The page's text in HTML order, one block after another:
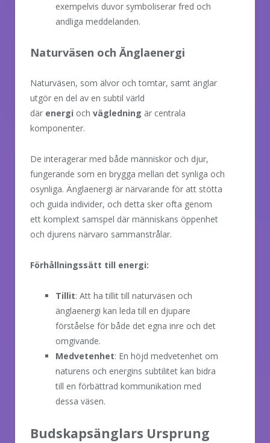
exempelvis duvor symboliserar fred och
andliga meddelanden.
Naturväsen och Änglaenergi
Naturväsen, som älvor och tomtar, samt änglar
utgör en del av en subtil värld
där energi och vägledning är centrala
komponenter.
De interagerar med både människor och djur,
fungerande som en brygga mellan det synliga och
osynliga. Änglaenergi är närvarande för att stötta
och guida individer, och detta sker ofta genom
ett komplext samspel där människans öppenhet
och djurens närvaro sammanstrålar.
Förhållningssätt till energi:
Tillit: Att ha tillit till naturväsen och
änglaenergi kan leda till en djupare
förståelse för både det egna inre och det
omgivande.
Medvetenhet: En höjd medvetenhet om
naturens och energins subtilitet kan bidra
till en förbättrad kommunikation med
dessa väsen.
Budskapsänglars Ursprung